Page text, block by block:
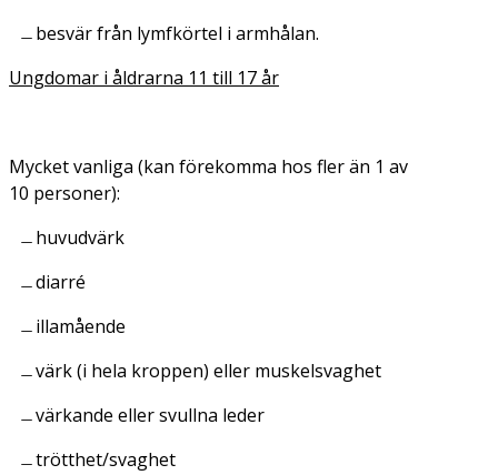
besvär från lymfkörtel i armhålan.
Ungdomar i åldrarna 11 till 17 år
Mycket vanliga (kan förekomma hos fler än 1 av
10 personer):
huvudvärk
diarré
illamående
värk (i hela kroppen) eller muskelsvaghet
värkande eller svullna leder
trötthet/svaghet